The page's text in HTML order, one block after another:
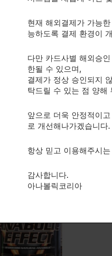
Promotion of Hungarian
Isoflavone!
현재 해외결제가 가능
능하도록 결제 환경이
다만 카드사별 해외승
한될 수 있으며,
결제가 정상 승인되지
탁드릴 수 있는 점 양해
앞으로 더욱 안정적이
로 개선해나가겠습니다.
항상 믿고 이용해주시
감사합니다.
아나볼릭코리아